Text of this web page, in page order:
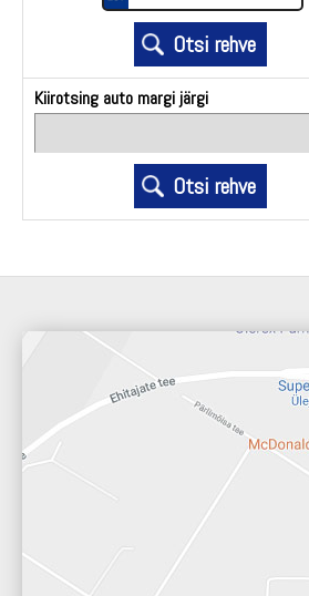
Kiirotsing auto margi järgi